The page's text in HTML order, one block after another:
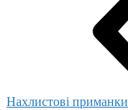
Нахлистові приманки